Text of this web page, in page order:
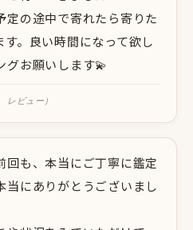
定の途中で寄れたら寄りた
す。良い時間になって欲し
グお願いします💫
レビュー）
回も、本当にご丁寧に鑑定
当にありがとうございまし